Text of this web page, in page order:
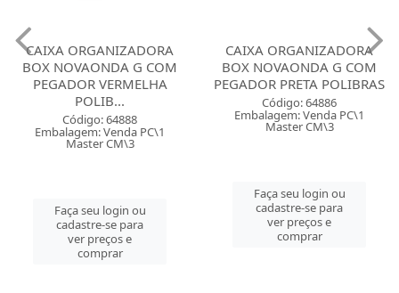
CAIXA ORGANIZADORA
BOX NOVAONDA G COM
PEGADOR VERMELHA
POLIB...
Código: 64888
Embalagem: Venda PC\1
Master CM\3
Faça seu login ou
cadastre-se para
ver preços e
comprar
CAIXA ORGANIZADORA
BOX NOVAONDA G COM
PEGADOR PRETA POLIBRAS
Código: 64886
Embalagem: Venda PC\1
Master CM\3
Faça seu login ou
cadastre-se para
ver preços e
comprar